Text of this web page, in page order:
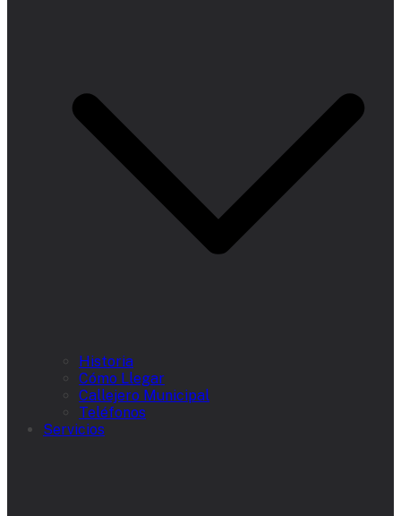
Historia
Cómo Llegar
Callejero Municipal
Teléfonos
Servicios